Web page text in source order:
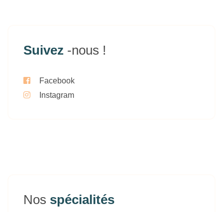
Suivez -nous !
Facebook
Instagram
Nos spécialités